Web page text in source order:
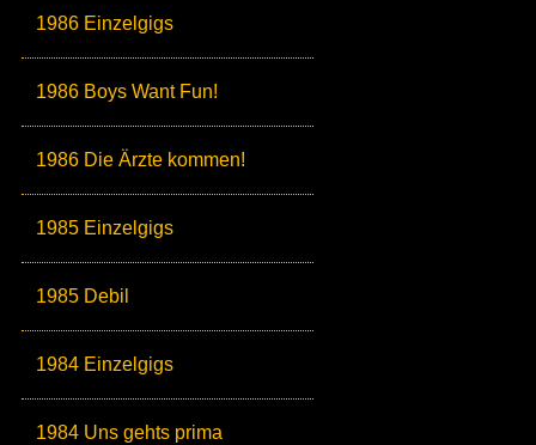
1986 Einzelgigs
1986 Boys Want Fun!
1986 Die Ärzte kommen!
1985 Einzelgigs
1985 Debil
1984 Einzelgigs
1984 Uns gehts prima